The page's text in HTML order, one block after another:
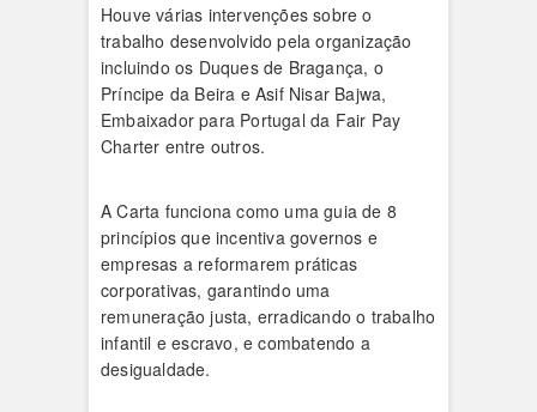
Houve várias intervenções sobre o
trabalho desenvolvido pela organização
incluindo os Duques de Bragança, o
Príncipe da Beira e Asif Nisar Bajwa,
Embaixador para Portugal da Fair Pay
Charter entre outros.
A Carta funciona como uma guia de 8
princípios que incentiva governos e
empresas a reformarem práticas
corporativas, garantindo uma
remuneração justa, erradicando o trabalho
infantil e escravo, e combatendo a
desigualdade.